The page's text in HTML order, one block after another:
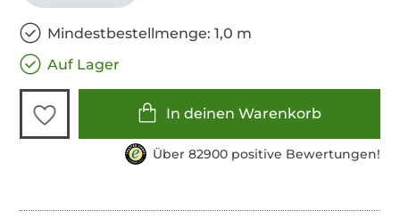
Mindestbestellmenge: 1,0 m
Auf Lager
In deinen Warenkorb
Über 82900 positive Bewertungen!